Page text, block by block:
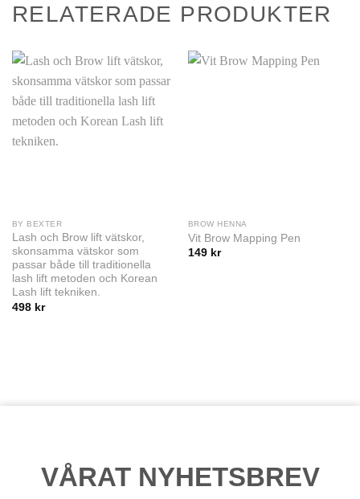
RELATERADE PRODUKTER
BY BEXTER
Lash och Brow lift vätskor,
skonsamma vätskor som
passar både till traditionella
lash lift metoden och Korean
Lash lift tekniken.
498 kr
BROW HENNA
Vit Brow Mapping Pen
149 kr
VÅRAT NYHETSBREV